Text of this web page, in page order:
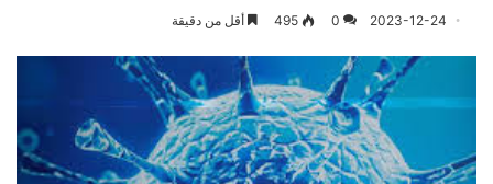
2023-12-24
0
495 أقل من دقيقة